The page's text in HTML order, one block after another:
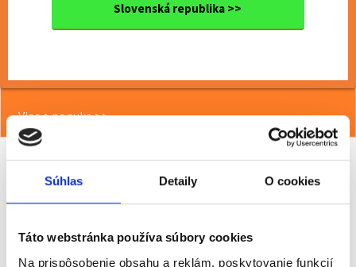
Súhlas Detaily O cookies
Táto webstránka používa súbory cookies
Na prispôsobenie obsahu a reklám, poskytovanie funkcií
Slovenská republika >>
<< Späť
Viac o ponuke >>
Poslať na email